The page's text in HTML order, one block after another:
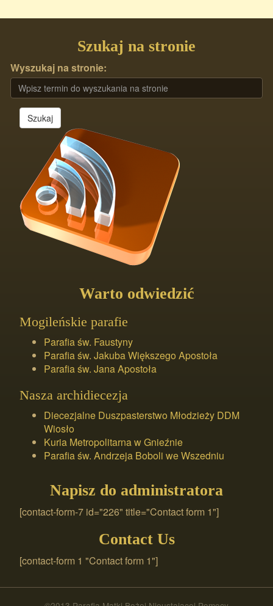
Szukaj na stronie
Wyszukaj na stronie:
Szukaj
Warto odwiedzić
Mogileńskie parafie
Parafia św. Faustyny
Parafia św. Jakuba Większego Apostoła
Parafia św. Jana Apostoła
Nasza archidiecezja
Diecezjalne Duszpasterstwo Młodzieży DDM
Wiosło
Kuria Metropolitarna w Gnieźnie
Parafia św. Andrzeja Boboli we Wszedniu
Napisz do administratora
[contact-form-7 id="226" title="Contact form 1"]
Contact Us
[contact-form 1 "Contact form 1"]